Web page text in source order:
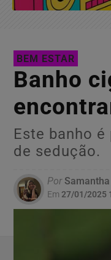
BEM ESTAR
Banho
Este banho
de sedução.
PorSamantha
Em 27/01/2025